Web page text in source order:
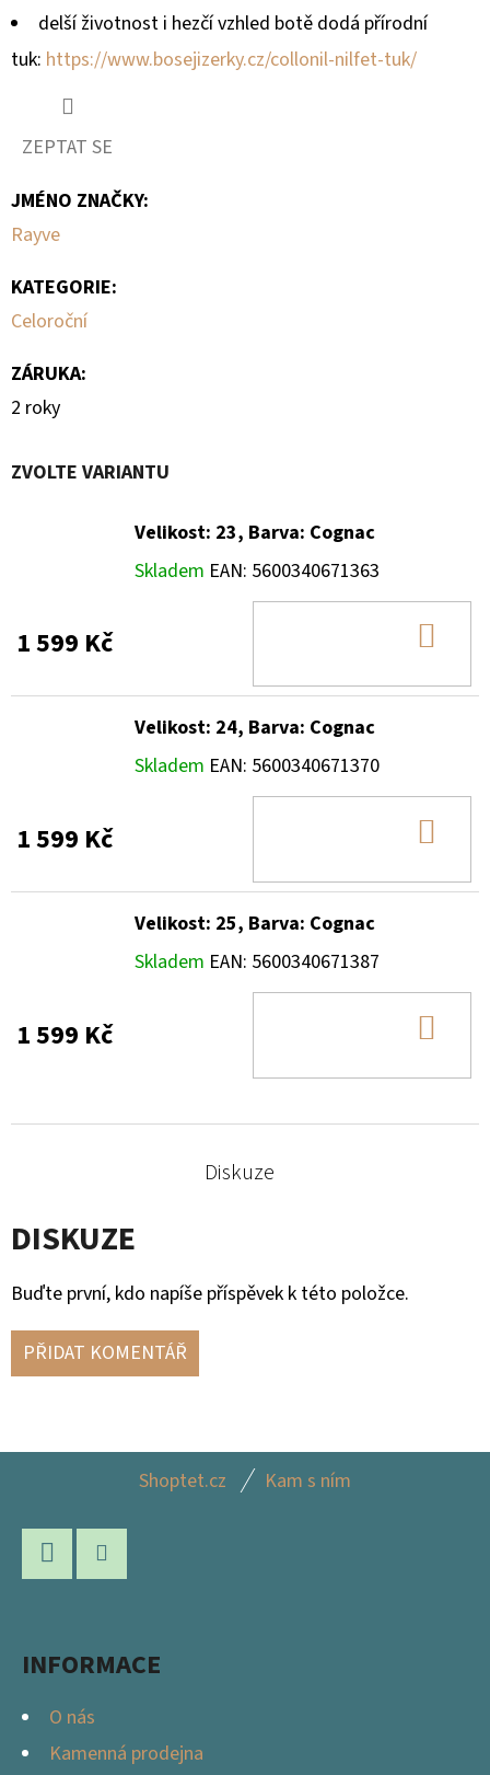
delší životnost i hezčí vzhled botě dodá přírodní
tuk: https://www.bosejizerky.cz/collonil-nilfet-tuk/
ZEPTAT SE
JMÉNO ZNAČKY:
Rayve
KATEGORIE:
Celoroční
ZÁRUKA:
2 roky
ZVOLTE VARIANTU
Velikost: 23, Barva: Cognac
Skladem EAN: 5600340671363
1 599 Kč
Velikost: 24, Barva: Cognac
Skladem EAN: 5600340671370
1 599 Kč
Velikost: 25, Barva: Cognac
Skladem EAN: 5600340671387
1 599 Kč
Diskuze
DISKUZE
Buďte první, kdo napíše příspěvek k této položce.
PŘIDAT KOMENTÁŘ
Shoptet.cz Kam s ním
INFORMACE
O nás
Kamenná prodejna